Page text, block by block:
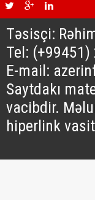
Təsisçi:
Tel:
E-mail:
Saytdakı
vacibdir.
hiperlink